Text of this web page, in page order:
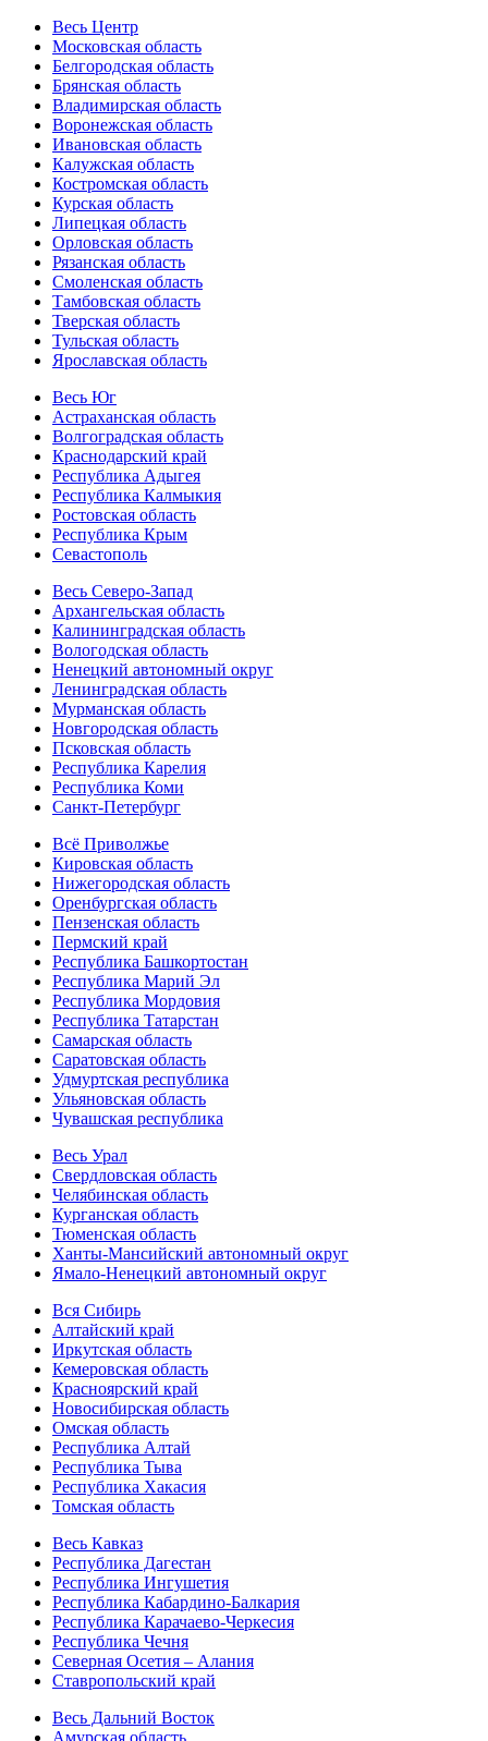
Весь Центр
Московская область
Белгородская область
Брянская область
Владимирская область
Воронежская область
Ивановская область
Калужская область
Костромская область
Курская область
Липецкая область
Орловская область
Рязанская область
Смоленская область
Тамбовская область
Тверская область
Тульская область
Ярославская область
Весь Юг
Астраханская область
Волгоградская область
Краснодарский край
Республика Адыгея
Республика Калмыкия
Ростовская область
Республика Крым
Севастополь
Весь Северо-Запад
Архангельская область
Калининградская область
Вологодская область
Ненецкий автономный округ
Ленинградская область
Мурманская область
Новгородская область
Псковская область
Республика Карелия
Республика Коми
Санкт-Петербург
Всё Приволжье
Кировская область
Нижегородская область
Оренбургская область
Пензенская область
Пермский край
Республика Башкортостан
Республика Марий Эл
Республика Мордовия
Республика Татарстан
Самарская область
Саратовская область
Удмуртская республика
Ульяновская область
Чувашская республика
Весь Урал
Свердловская область
Челябинская область
Курганская область
Тюменская область
Ханты-Мансийский автономный округ
Ямало-Ненецкий автономный округ
Вся Сибирь
Алтайский край
Иркутская область
Кемеровская область
Красноярский край
Новосибирская область
Омская область
Республика Алтай
Республика Тыва
Республика Хакасия
Томская область
Весь Кавказ
Республика Дагестан
Республика Ингушетия
Республика Кабардино-Балкария
Республика Карачаево-Черкесия
Республика Чечня
Северная Осетия – Алания
Ставропольский край
Весь Дальний Восток
Амурская область